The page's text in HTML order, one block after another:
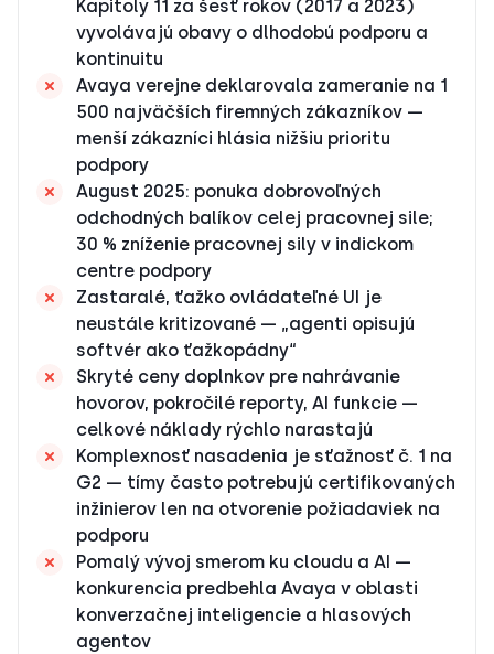
Kapitoly 11 za šesť rokov (2017 a 2023)
vyvolávajú obavy o dlhodobú podporu a
kontinuitu
Avaya verejne deklarovala zameranie na 1
500 najväčších firemných zákazníkov —
menší zákazníci hlásia nižšiu prioritu
podpory
August 2025: ponuka dobrovoľných
odchodných balíkov celej pracovnej sile;
30 % zníženie pracovnej sily v indickom
centre podpory
Zastaralé, ťažko ovládateľné UI je
neustále kritizované — „agenti opisujú
softvér ako ťažkopádny“
Skryté ceny doplnkov pre nahrávanie
hovorov, pokročilé reporty, AI funkcie —
celkové náklady rýchlo narastajú
Komplexnosť nasadenia je sťažnosť č. 1 na
G2 — tímy často potrebujú certifikovaných
inžinierov len na otvorenie požiadaviek na
podporu
Pomalý vývoj smerom ku cloudu a AI —
konkurencia predbehla Avaya v oblasti
konverzačnej inteligencie a hlasových
agentov